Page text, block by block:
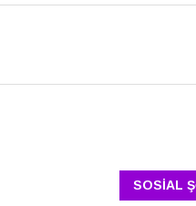
SOSİAL